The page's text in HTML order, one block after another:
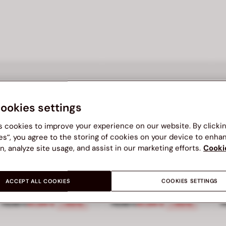
€, zľava 50 percent
BATA
Dámske kožené barefoot tenisky Baťa
Cena znížená z 79,90 € na 47,94 €, zľava 40 percent
79,90 €47,94 € -40%
Dámske kožené barefoot tenisky Baťa
Cena znížená z 79,90 € na
79,90 €47,94 € -40%
settings
cookies to improve your experience on our website. By
you agree to the storing of cookies on your device to
analyze site usage, and assist in our marketing efforts.
COOKIES SETTINGS
ACCEPT ALL COOKIES